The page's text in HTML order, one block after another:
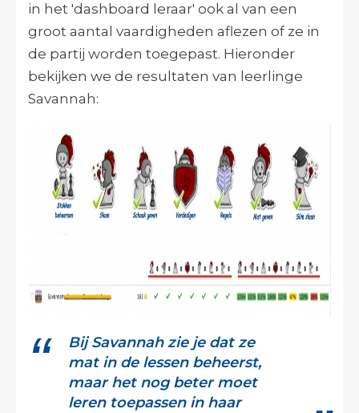
in het 'dashboard leraar' ook al van een
groot aantal vaardigheden aflezen of ze in
de partij worden toegepast. Hieronder
bekijken we de resultaten van leerlinge
Savannah:
Bij Savannah zie je dat ze
mat in de lessen beheerst,
maar het nog beter moet
leren toepassen in haar